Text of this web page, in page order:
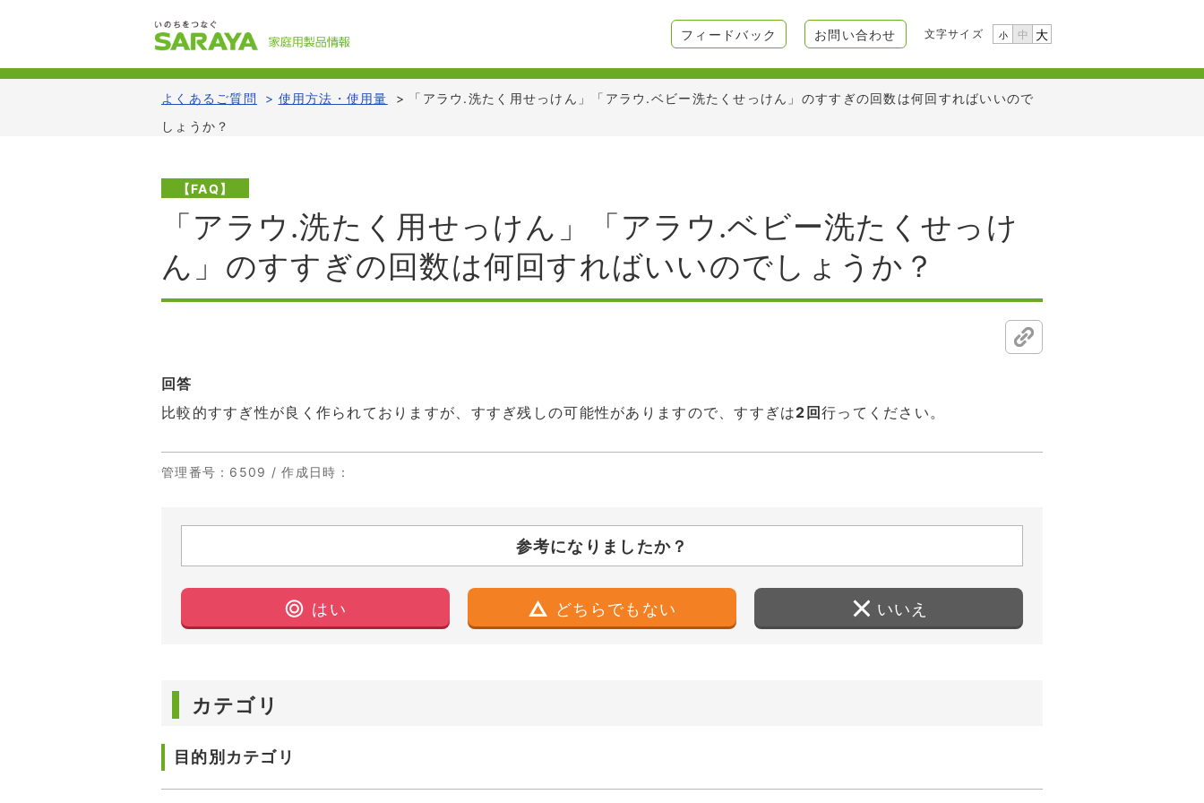
フィードバック お問い合わせ 文字サイズ 小 中 大
よくあるご質問 > 使用方法・使用量 >
「アラウ.洗たく用せっけん」「アラウ.ベビー洗たくせっけん」のすすぎの回数は何回すればいいので
しょうか？
【FAQ】
「アラウ.洗たく用せっけん」「アラウ.ベビー洗たくせっけ
ん」のすすぎの回数は何回すればいいのでしょうか？
回答
比較的すすぎ性が良く作られておりますが、すすぎ残しの可能性がありますので、すすぎは2回行ってください。
管理番号 ：6509 /作成日時 ：
参考になりましたか？
はい どちらでもない いいえ
カテゴリ
目的別カテゴリ